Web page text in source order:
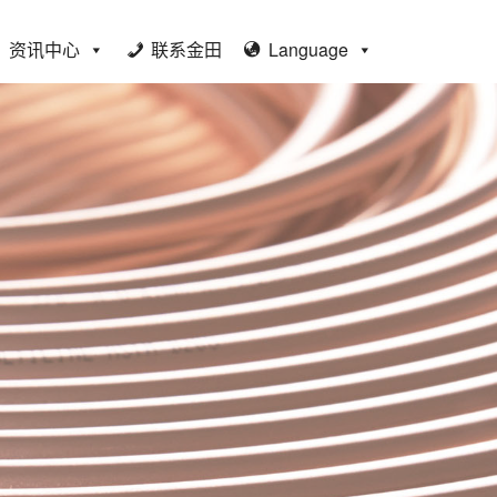
资讯中心 联系金田 Language